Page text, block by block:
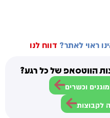
ראוי לאתר? דווח לנו
הווטסאפ של כל רגע?
וכשרים
לקבוצות